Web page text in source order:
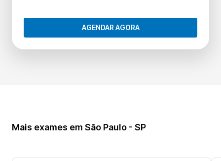
AGENDAR AGORA
Mais exames em São Paulo - SP